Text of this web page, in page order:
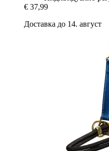
€ 37,99
Доставка до 14. август